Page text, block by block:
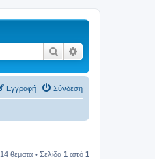
Αναζήτηση
Σύνδεση
Εγγραφή
14 θέματα • Σελίδα 1 από 1